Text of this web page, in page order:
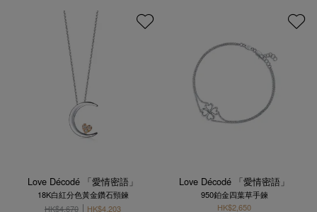
Love Décodé 「愛情密語」
18K白紅分色黃金鑽石頸鍊
HK$4,670
HK$4,203
Love Décodé 「愛情密語」
950鉑金四葉草手鍊
HK$2,650